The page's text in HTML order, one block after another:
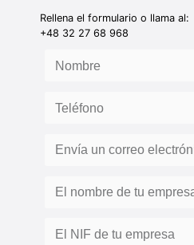
Rellena el formulario o llama al:
+48 32 27 68 968